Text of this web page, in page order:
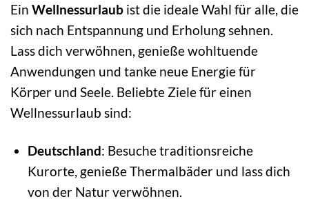
Ein Wellnessurlaub ist die ideale Wahl für alle, die
sich nach Entspannung und Erholung sehnen.
Lass dich verwöhnen, genieße wohltuende
Anwendungen und tanke neue Energie für
Körper und Seele. Beliebte Ziele für einen
Wellnessurlaub sind:
Deutschland: Besuche traditionsreiche
Kurorte, genieße Thermalbäder und lass dich
von der Natur verwöhnen.